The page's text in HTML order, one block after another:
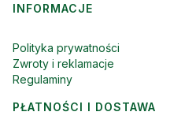
INFORMACJE
Polityka prywatności
Zwroty i reklamacje
Regulaminy
PŁATNOŚCI I DOSTAWA